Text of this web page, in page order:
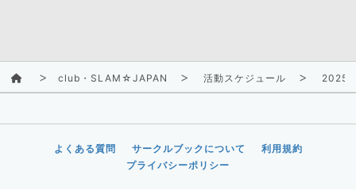
club・SLAM☆JAPAN 活動スケジュール 2025/
よくある質問 サークルブックについて
利用規約
プライバシーポリシー